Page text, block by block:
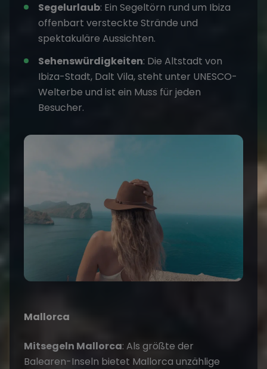
Segelurlaub: Ein Segeltörn rund um Ibiza
offenbart versteckte Strände und
spektakuläre Aussichten.
Sehenswürdigkeiten: Die Altstadt von
Ibiza-Stadt, Dalt Vila, steht unter UNESCO-
Welterbe und ist ein Muss für jeden
Besucher.
Mallorca
Mitsegeln Mallorca: Als größte der
Balearen-Inseln bietet Mallorca unzählige